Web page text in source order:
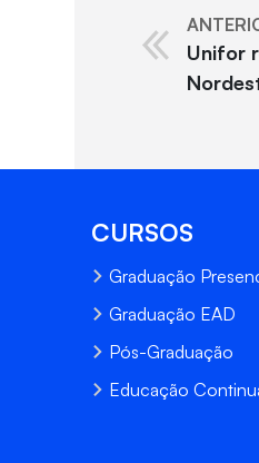
Unifor
CURSOS
Graduação
Graduação EAD
Pós-Graduação
Educação